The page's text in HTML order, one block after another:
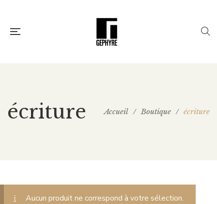
écriture Accueil / Boutique / écriture
Aucun produit ne correspond à votre sélection.